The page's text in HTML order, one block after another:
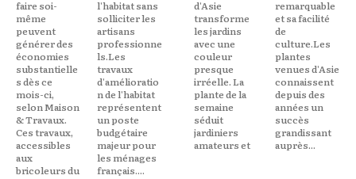
faire soi-
même
peuvent
générer des
économies
substantielle
s dès ce
mois-ci,
selon Maison
& Travaux.
Ces travaux,
accessibles
aux
bricoleurs du
l'habitat sans
solliciter les
artisans
professionne
ls.Les
travaux
d'amélioratio
n de l'habitat
représentent
un poste
budgétaire
majeur pour
les ménages
français....
d'Asie
transforme
les jardins
avec une
couleur
presque
irréelle. La
plante de la
semaine
séduit
jardiniers
amateurs et
remarquable
et sa facilité
de
culture.Les
plantes
venues d'Asie
connaissent
depuis des
années un
succès
grandissant
auprès...